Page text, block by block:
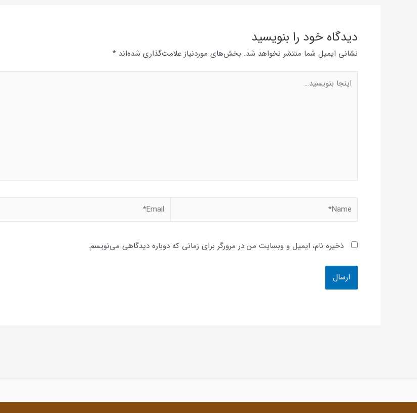
دیدگاه‌ خود را بنویسید
نشانی ایمیل شما منتشر نخواهد شد. بخش‌های موردنیاز علامت‌گذاری شده‌اند *
بنویسید…
ذخیره نام، ایمیل و وبسایت من در مرورگر برای زمانی که دوباره دیدگاهی می‌نویسم.